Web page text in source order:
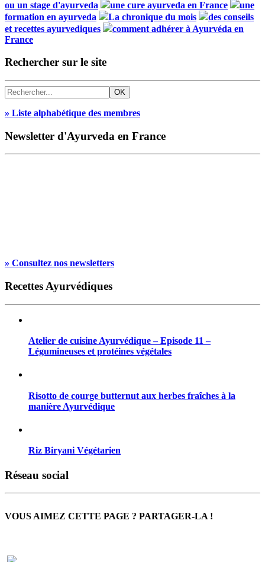
ou un stage d'ayurveda une cure ayurveda en France
une
formation en ayurveda
La chronique du mois
des conseils
et recettes ayurvediques
comment adhérer à Ayurvéda en
France
Rechercher sur le site
» Liste alphabétique des membres
Newsletter d'Ayurveda en France
» Consultez nos newsletters
Recettes Ayurvédiques
Atelier de cuisine Ayurvédique – Episode 11 –
Légumineuses et protéines végétales
Risotto de courge butternut aux herbes fraîches à la
manière Ayurvédique
Riz Biryani Végétarien
Réseau social
VOUS AIMEZ CETTE PAGE ? PARTAGER-LA !